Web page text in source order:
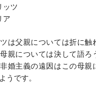
ッツ
ア
は父親については折に触
親については決して語ろ
婚主義の遠因はこの母親
うです。